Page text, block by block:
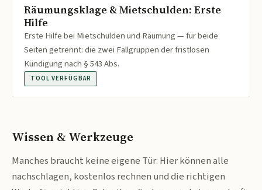
Räumungsklage & Mietschulden: Erste
Hilfe
Erste Hilfe bei Mietschulden und Räumung — für beide
Seiten getrennt: die zwei Fallgruppen der fristlosen
Kündigung nach § 543 Abs.
TOOL VERFÜGBAR
Wissen & Werkzeuge
Manches braucht keine eigene Tür: Hier können alle
nachschlagen, kostenlos rechnen und die richtigen